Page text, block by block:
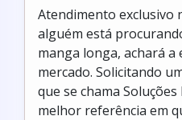
Atendimento exclusivo
alguém está
manga longa, achará a
mercado. Solicitando
que se chama
melhor referência em